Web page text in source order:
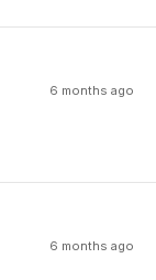
6 months ago
6 months ago